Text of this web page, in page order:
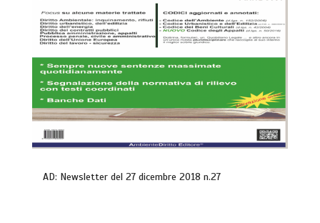
AD: Newsletter del 27 dicembre 2018 n.27